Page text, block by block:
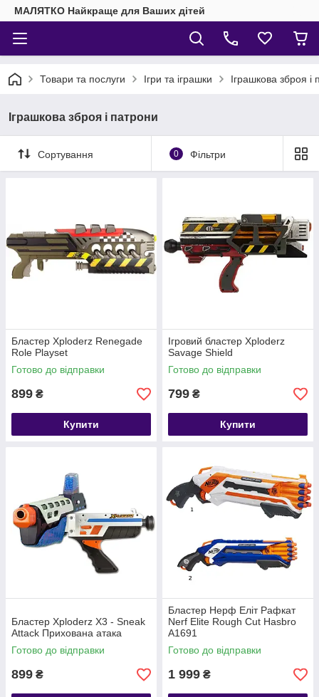
МАЛЯТКО Найкраще для Ваших дітей
Товари та послуги Ігри та іграшки Іграшкова зброя і
Іграшкова зброя і патрони
Сортування 0 Фільтри
Бластер Xploderz Renegade
Role Playset
Готово до відправки
899 ₴
Купити
Ігровий бластер Xploderz
Savage Shield
Готово до відправки
799 ₴
Купити
Бластер Xploderz X3 - Sneak
Attack Прихована атака
Готово до відправки
899 ₴
Бластер Нерф Еліт Рафкат
Nerf Elite Rough Cut Hasbro
A1691
Готово до відправки
1 999 ₴